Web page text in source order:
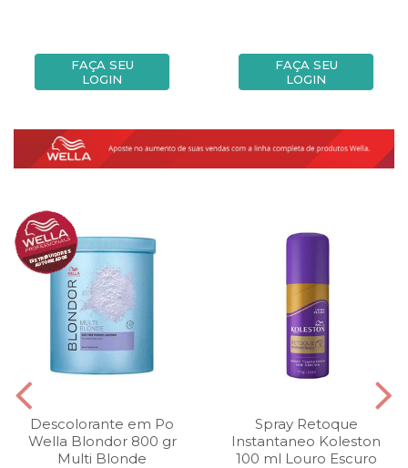
FAÇA SEU
LOGIN
FAÇA SEU
LOGIN
Descolorante em Po
Wella Blondor 800 gr
Multi Blonde
Spray Retoque
Instantaneo Koleston
100 ml Louro Escuro